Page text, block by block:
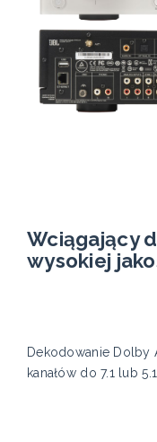
Wciągający
wysokiej
Dekodowanie Dolby
kanałów do 7.1 lub